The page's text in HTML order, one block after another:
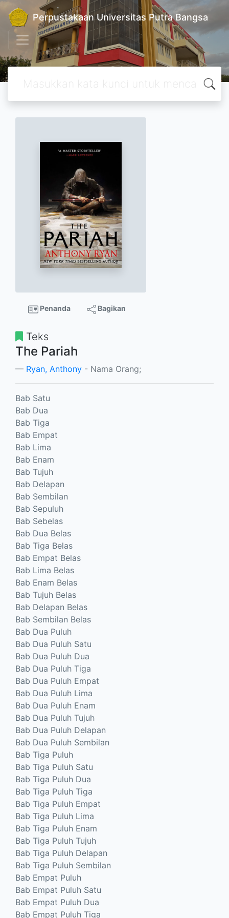
Perpustakaan Universitas Putra Bangsa
Penanda Bagikan
Teks
The Pariah
Ryan, Anthony - Nama Orang;
Bab Satu
Bab Dua
Bab Tiga
Bab Empat
Bab Lima
Bab Enam
Bab Tujuh
Bab Delapan
Bab Sembilan
Bab Sepuluh
Bab Sebelas
Bab Dua Belas
Bab Tiga Belas
Bab Empat Belas
Bab Lima Belas
Bab Enam Belas
Bab Tujuh Belas
Bab Delapan Belas
Bab Sembilan Belas
Bab Dua Puluh
Bab Dua Puluh Satu
Bab Dua Puluh Dua
Bab Dua Puluh Tiga
Bab Dua Puluh Empat
Bab Dua Puluh Lima
Bab Dua Puluh Enam
Bab Dua Puluh Tujuh
Bab Dua Puluh Delapan
Bab Dua Puluh Sembilan
Bab Tiga Puluh
Bab Tiga Puluh Satu
Bab Tiga Puluh Dua
Bab Tiga Puluh Tiga
Bab Tiga Puluh Empat
Bab Tiga Puluh Lima
Bab Tiga Puluh Enam
Bab Tiga Puluh Tujuh
Bab Tiga Puluh Delapan
Bab Tiga Puluh Sembilan
Bab Empat Puluh
Bab Empat Puluh Satu
Bab Empat Puluh Dua
Bab Empat Puluh Tiga